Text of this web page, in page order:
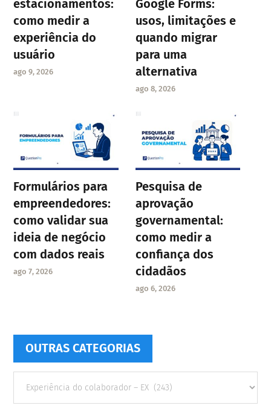
estacionamentos:
como medir a
experiência do
usuário
ago 9, 2026
Google Forms:
usos, limitações e
quando migrar
para uma
alternativa
ago 8, 2026
Formulários para
empreendedores:
como validar sua
ideia de negócio
com dados reais
ago 7, 2026
Pesquisa de
aprovação
governamental:
como medir a
confiança dos
cidadãos
ago 6, 2026
OUTRAS CATEGORIAS
Categorias